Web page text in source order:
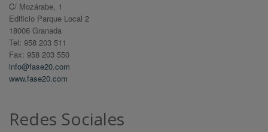
C/ Mozárabe, 1
Edificio Parque Local 2
18006 Granada
Tel: 958 203 511
Fax: 958 203 550
info@fase20.com
www.fase20.com
Redes Sociales